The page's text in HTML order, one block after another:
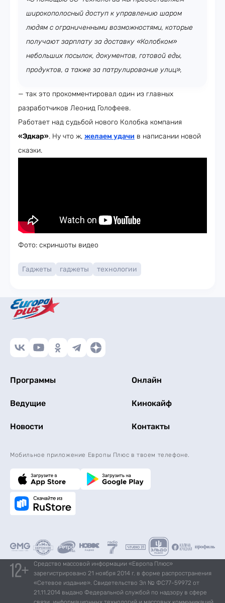
широкополосный доступ к управлению шаром
людям с ограниченными возможностями, которые
получают зарплату за доставку «Колобком»
небольших посылок, документов, готовой еды,
продуктов, а также за патрулирование улиц»,
— так это прокомментировал один из главных
разработчиков Леонид Голофеев.
Работает над судьбой нового Колобка компания
«Эдкар». Ну что ж, желаем удачи в написании новой
сказки.
Фото: скриншоты видео
Гаджеты гаджеты технологии
Программы Онлайн
Ведущие Кинокайф
Новости Контакты
Мобильное приложение Европы Плюс в твоем телефоне.
Средство массовой информации «Европа Плюс»
зарегистрировано 21 ноября 2014 г. в форме распространения
«Сетевое издание». Свидетельство Эл № ФС77-59972 от
21.11.2014 выдано Федеральной службой по надзору в сфере